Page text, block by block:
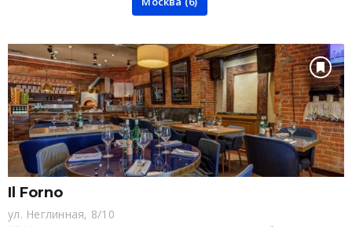
Il Forno
ул. Неглинная, 8/10